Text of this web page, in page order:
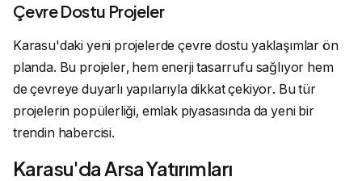
Çevre Dostu Projeler
Karasu'daki yeni projelerde çevre dostu yaklaşımlar ön
planda. Bu projeler, hem enerji tasarrufu sağlıyor hem
de çevreye duyarlı yapılarıyla dikkat çekiyor. Bu tür
projelerin popülerliği, emlak piyasasında da yeni bir
trendin habercisi.
Karasu'da Arsa Yatırımları